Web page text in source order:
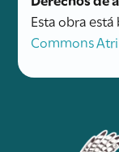
Esta obra
Commons